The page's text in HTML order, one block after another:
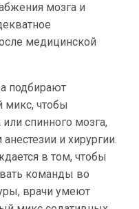
мозга и
медицинской
подбирают
микс, чтобы
спинного мозга,
и хирургии.
в том, чтобы
команды во
врачи умеют